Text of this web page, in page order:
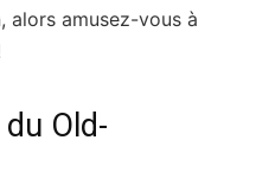
alors amusez-vous à
Old-